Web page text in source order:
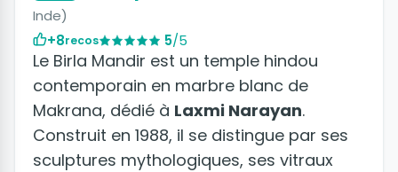
Inde)
+8recos 5/5
Le Birla Mandir est un temple hindou
contemporain en marbre blanc de
Makrana, dédié à Laxmi Narayan.
Construit en 1988, il se distingue par ses
sculptures mythologiques, ses vitraux